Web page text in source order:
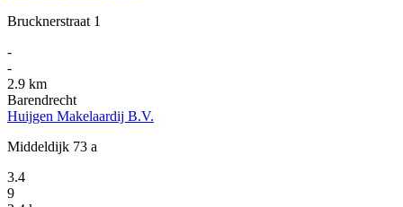
Brucknerstraat 1
-
-
2.9 km
Barendrecht
Huijgen Makelaardij B.V.
Middeldijk 73 a
3.4
9